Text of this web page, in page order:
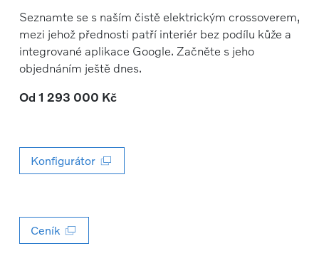
Seznamte se s naším čistě elektrickým crossoverem,
mezi jehož přednosti patří interiér bez podílu kůže a
integrované aplikace Google. Začněte s jeho
objednáním ještě dnes.
Od 1 293 000 Kč
Konfigurátor
Ceník